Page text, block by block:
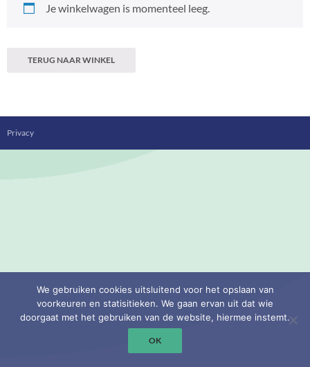
Je winkelwagen is momenteel leeg.
TERUG NAAR WINKEL
Privacy
We gebruiken cookies uitsluitend voor het opslaan van
voorkeuren en statisitieken. We gaan ervan uit dat wie
doorgaat met het gebruiken van de website, hiermee instemt.
OK